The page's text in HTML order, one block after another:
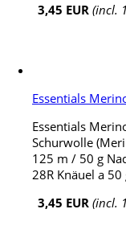
3,45 EUR (incl.
Essentials
Essentials
Schurwolle
125 m / 50 g
28R Knäuel a
3,45 EUR (incl.